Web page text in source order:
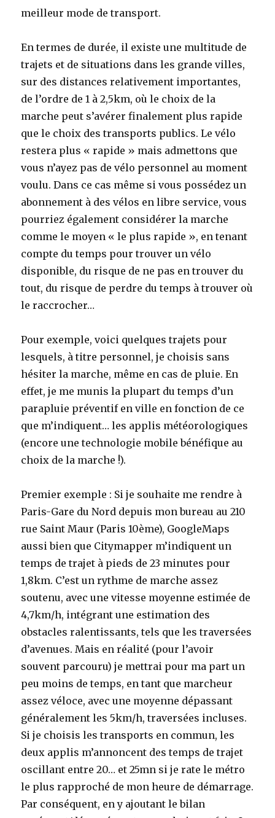
meilleur mode de transport.
En termes de durée, il existe une multitude de
trajets et de situations dans les grande villes,
sur des distances relativement importantes,
de l’ordre de 1 à 2,5km, où le choix de la
marche peut s’avérer finalement plus rapide
que le choix des transports publics. Le vélo
restera plus « rapide » mais admettons que
vous n’ayez pas de vélo personnel au moment
voulu. Dans ce cas même si vous possédez un
abonnement à des vélos en libre service, vous
pourriez également considérer la marche
comme le moyen « le plus rapide », en tenant
compte du temps pour trouver un vélo
disponible, du risque de ne pas en trouver du
tout, du risque de perdre du temps à trouver où
le raccrocher…
Pour exemple, voici quelques trajets pour
lesquels, à titre personnel, je choisis sans
hésiter la marche, même en cas de pluie. En
effet, je me munis la plupart du temps d’un
parapluie préventif en ville en fonction de ce
que m’indiquent… les applis météorologiques
(encore une technologie mobile bénéfique au
choix de la marche !).
Premier exemple : Si je souhaite me rendre à
Paris-Gare du Nord depuis mon bureau au 210
rue Saint Maur (Paris 10ème), GoogleMaps
aussi bien que Citymapper m’indiquent un
temps de trajet à pieds de 23 minutes pour
1,8km. C’est un rythme de marche assez
soutenu, avec une vitesse moyenne estimée de
4,7km/h, intégrant une estimation des
obstacles ralentissants, tels que les traversées
d’avenues. Mais en réalité (pour l’avoir
souvent parcouru) je mettrai pour ma part un
peu moins de temps, en tant que marcheur
assez véloce, avec une moyenne dépassant
généralement les 5km/h, traversées incluses.
Si je choisis les transports en commun, les
deux applis m’annoncent des temps de trajet
oscillant entre 20… et 25mn si je rate le métro
le plus rapproché de mon heure de démarrage.
Par conséquent, en y ajoutant le bilan